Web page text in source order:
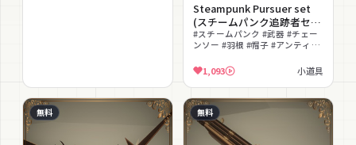
Steampunk Pursuer set
(スチームパンク追跡者セッ
ト)
#スチームパンク #武器 #チェー
ンソー #羽根 #帽子 #アンティー
1,093 小道具
無料 無料